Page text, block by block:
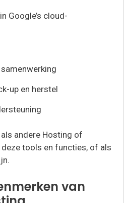
Google’s cloud-
up en herstel
andere Hosting of
tools en functies, of als
van